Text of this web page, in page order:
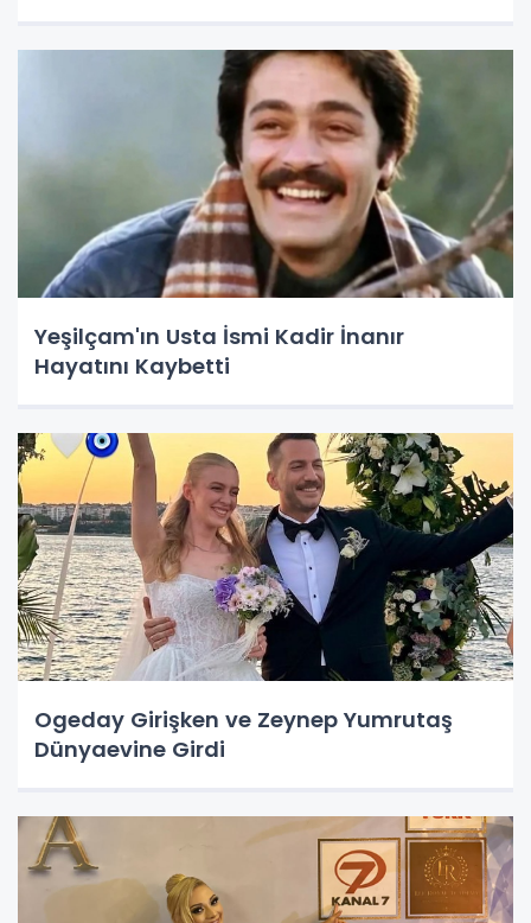
Yeşilçam'ın Usta İsmi Kadir İnanır
Hayatını Kaybetti
Ogeday Girişken ve Zeynep Yumrutaş
Dünyaevine Girdi